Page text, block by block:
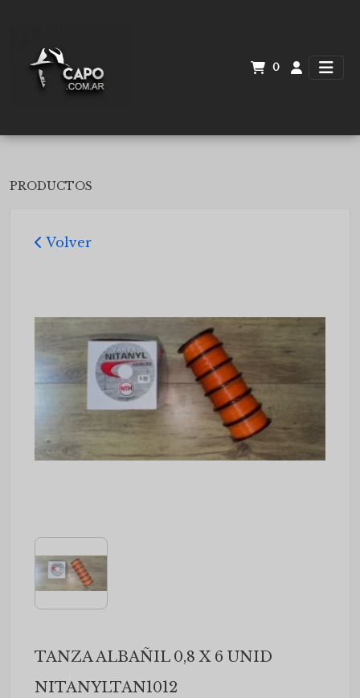
0
PRODUCTOS
Volver
TANZA ALBAÑIL 0,8 X 6 UNID
NITANYLTAN1012